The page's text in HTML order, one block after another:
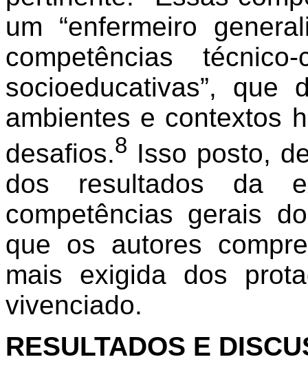
um “enfermeiro
competências
socioeducativas”,
ambientes e contextos
desafios.8 Isso posto,
dos resultados da
competências gerais
que os autores
mais exigida dos
vivenciado.
RESULTADOS E